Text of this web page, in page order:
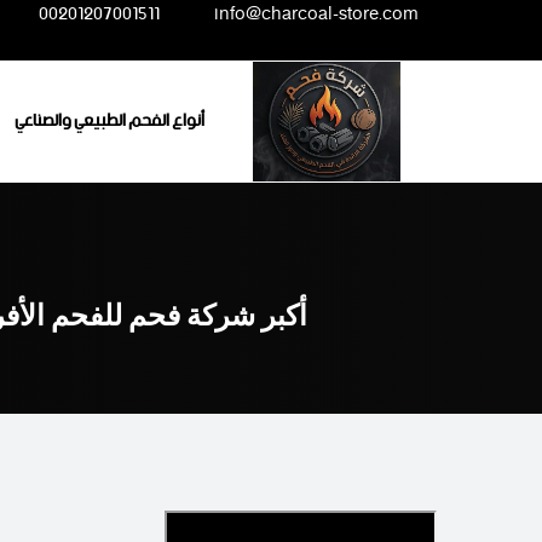
content
info@charcoal-store.com
00201207001511
أنواع الفحم الطبيعي والصناعي
أكبر شركة فحم للفحم